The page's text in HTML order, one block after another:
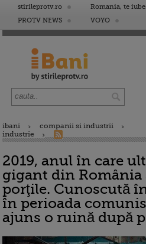
stirileprotv.ro Romania, te
PROTV NEWS
VOYO
ibani
companii si industrii
industrie
2019, anul în care
gigant din
porţile. Cunoscută
în perioada
ajuns o ruină după